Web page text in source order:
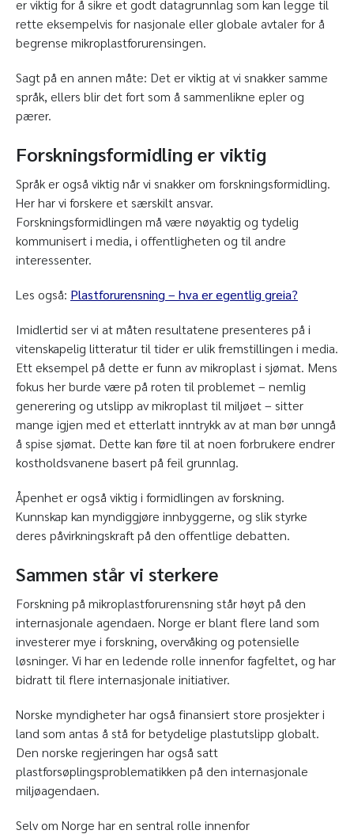
er viktig for å sikre et godt datagrunnlag som kan legge til
rette eksempelvis for nasjonale eller globale avtaler for å
begrense mikroplastforurensingen.
Sagt på en annen måte: Det er viktig at vi snakker samme
språk, ellers blir det fort som å sammenlikne epler og
pærer.
Forskningsformidling er viktig
Språk er også viktig når vi snakker om forskningsformidling.
Her har vi forskere et særskilt ansvar.
Forskningsformidlingen må være nøyaktig og tydelig
kommunisert i media, i offentligheten og til andre
interessenter.
Les også: Plastforurensning – hva er egentlig greia?
Imidlertid ser vi at måten resultatene presenteres på i
vitenskapelig litteratur til tider er ulik fremstillingen i media.
Ett eksempel på dette er funn av mikroplast i sjømat. Mens
fokus her burde være på roten til problemet – nemlig
generering og utslipp av mikroplast til miljøet – sitter
mange igjen med et etterlatt inntrykk av at man bør unngå
å spise sjømat. Dette kan føre til at noen forbrukere endrer
kostholdsvanene basert på feil grunnlag.
Åpenhet er også viktig i formidlingen av forskning.
Kunnskap kan myndiggjøre innbyggerne, og slik styrke
deres påvirkningskraft på den offentlige debatten.
Sammen står vi sterkere
Forskning på mikroplastforurensning står høyt på den
internasjonale agendaen. Norge er blant flere land som
investerer mye i forskning, overvåking og potensielle
løsninger. Vi har en ledende rolle innenfor fagfeltet, og har
bidratt til flere internasjonale initiativer.
Norske myndigheter har også finansiert store prosjekter i
land som antas å stå for betydelige plastutslipp globalt.
Den norske regjeringen har også satt
plastforsøplingsproblematikken på den internasjonale
miljøagendaen.
Selv om Norge har en sentral rolle innenfor